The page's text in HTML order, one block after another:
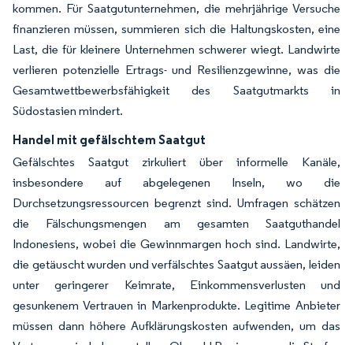
kommen. Für Saatgutunternehmen, die mehrjährige Versuche
finanzieren müssen, summieren sich die Haltungskosten, eine
Last, die für kleinere Unternehmen schwerer wiegt. Landwirte
verlieren potenzielle Ertrags- und Resilienzgewinne, was die
Gesamtwettbewerbsfähigkeit des Saatgutmarkts in
Südostasien mindert.
Handel mit gefälschtem Saatgut
Gefälschtes Saatgut zirkuliert über informelle Kanäle,
insbesondere auf abgelegenen Inseln, wo die
Durchsetzungsressourcen begrenzt sind. Umfragen schätzen
die Fälschungsmengen am gesamten Saatguthandel
Indonesiens, wobei die Gewinnmargen hoch sind. Landwirte,
die getäuscht wurden und verfälschtes Saatgut aussäen, leiden
unter geringerer Keimrate, Einkommensverlusten und
gesunkenem Vertrauen in Markenprodukte. Legitime Anbieter
müssen dann höhere Aufklärungskosten aufwenden, um das